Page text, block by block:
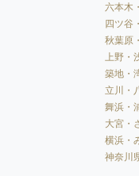
六本木
四ツ谷
秋葉原
上野・
築地・
立川・
舞浜・
大宮・
横浜・
神奈川